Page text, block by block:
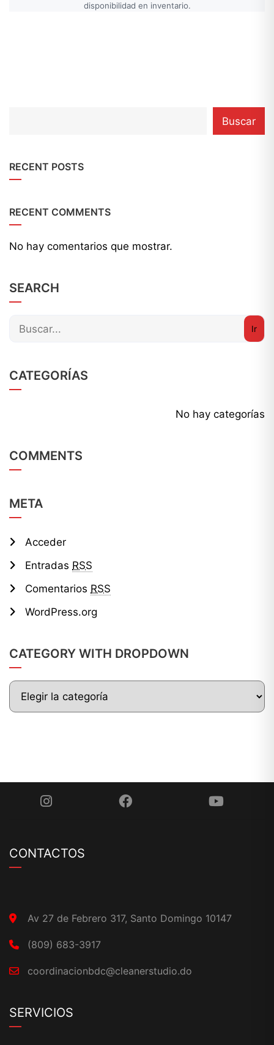
disponibilidad en inventario.
Buscar
RECENT POSTS
RECENT COMMENTS
No hay comentarios que mostrar.
SEARCH
CATEGORÍAS
No hay categorías
COMMENTS
META
Acceder
Entradas RSS
Comentarios RSS
WordPress.org
CATEGORY WITH DROPDOWN
CONTACTOS
Av 27 de Febrero 317, Santo Domingo 10147
(809) 683-3917
coordinacionbdc@cleanerstudio.do
SERVICIOS